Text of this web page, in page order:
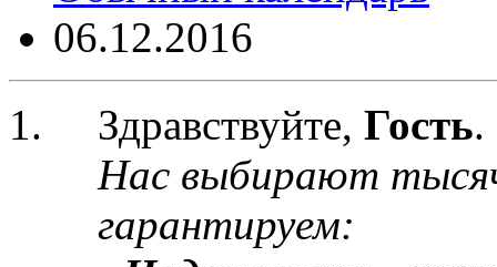
06.12.2016
Здравствуйте, Гость.
Нас выбирают
гарантируем: